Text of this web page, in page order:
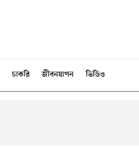
চাকরি জীবনযাপন ভিডিও